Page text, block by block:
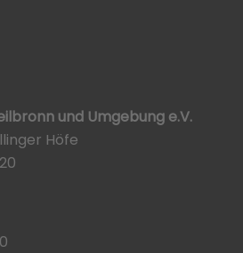
und Umgebung e.V.
Höfe